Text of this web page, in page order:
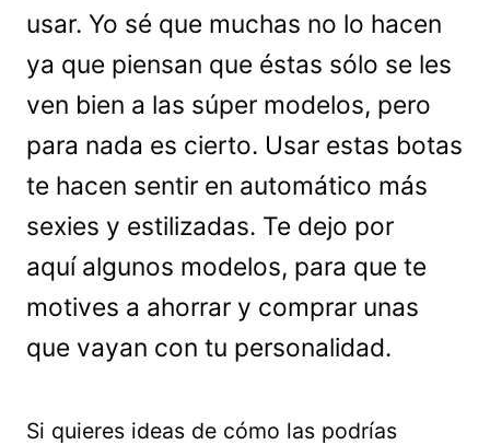
usar. Yo sé que muchas no lo hacen
ya que piensan que éstas sólo se les
ven bien a las súper modelos, pero
para nada es cierto. Usar estas botas
te hacen sentir en automático más
sexies y estilizadas. Te dejo por
aquí algunos modelos, para que te
motives a ahorrar y comprar unas
que vayan con tu personalidad.
Si quieres ideas de cómo las podrías